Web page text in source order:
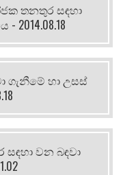
තනතුර සඳහා
2014.08.18
ගැනීමේ හා උසස්
වන බඳවා